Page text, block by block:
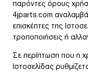
παρόντες όρους
4jparts.com
επισκέπτες της
τροποποιήσεις ή
Σε περίπτωση που η
Ιστοσελίδας